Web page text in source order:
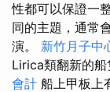
性都可以保證一
同的主題，通常
演。 新竹月子中
Lirica類翻新的船
會計 船上甲板上